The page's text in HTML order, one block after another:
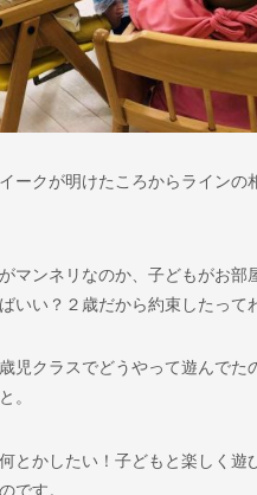
ークが明けたころからラインの
がマンネリなのか、子どもがお部
いい？２歳だから約束したって
歳児クラスでどうやって遊んでた
。
とかしたい！子どもと楽しく遊
です。